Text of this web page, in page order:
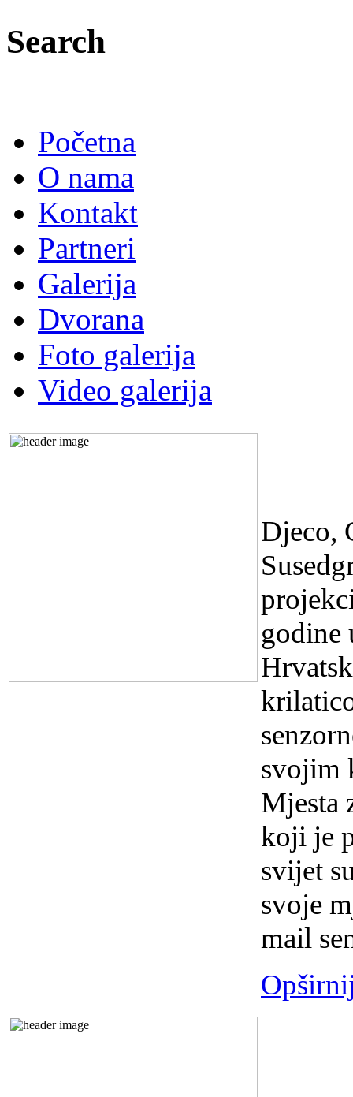
Search
Početna
O nama
Kontakt
Partneri
Galerija
Dvorana
Foto galerija
Video galerija
Djeco,
godine
svojim
Mjesta
koji je
svijet
svoje
mail